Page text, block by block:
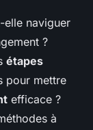
elle naviguer
?
étapes
pour mettre
efficace ?
à